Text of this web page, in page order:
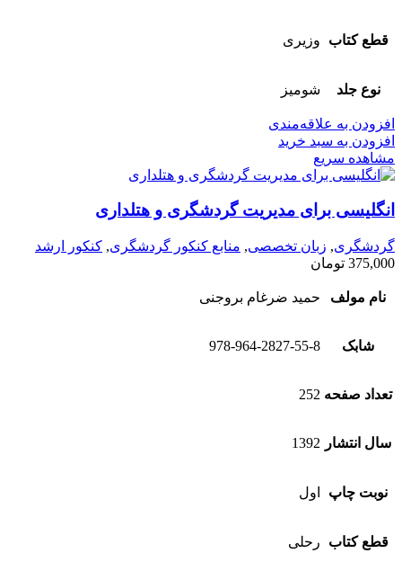
قطع کتاب وزیری
نوع جلد شومیز
افزودن به علاقه‌مندی
افزودن به سبد خرید
مشاهده سریع
انگلیسی برای مدیریت گردشگری و هتلداری
گردشگری, زبان تخصصی, منابع کنکور گردشگری, کنکور ارشد
375,000 تومان
نام مولف حمید ضرغام بروجنی
شابک 978-964-2827-55-8
تعداد صفحه 252
سال انتشار 1392
نوبت چاپ اول
قطع کتاب رحلی